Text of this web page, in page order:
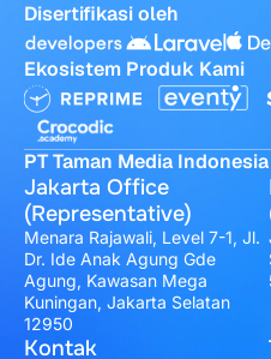
Disertifikasi oleh
Ekosistem Produk Kami
PT Taman Media Indonesia
Jakarta Office
(Representative)
Menara Rajawali, Level 7-1, Jl.
Dr. Ide Anak Agung Gde
Agung, Kawasan Mega
Kuningan, Jakarta Selatan
12950
Kontak